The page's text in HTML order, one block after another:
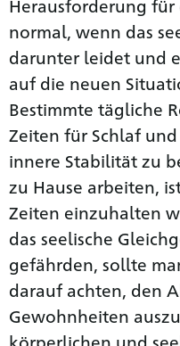
Herausforderung für
normal, wenn das
darunter leidet und
auf die neuen
Bestimmte tägliche
Zeiten für Schlaf
innere Stabilität zu
zu Hause arbeiten,
Zeiten einzuhalten
das seelische
gefährden, sollte
darauf achten, den
Gewohnheiten
körperlichen und